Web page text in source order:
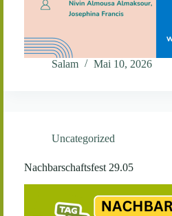
Salam Mai 10, 2026
Uncategorized
Nachbarschaftsfest 29.05